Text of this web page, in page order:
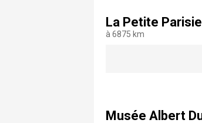
La Petite
à 6875 km
Musée Albert